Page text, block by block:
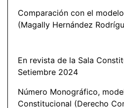
Comparación con el
(Magally Hernández
En revista de la Sala
Setiembre 2024
Número Monográfico,
Constitucional (Derecho